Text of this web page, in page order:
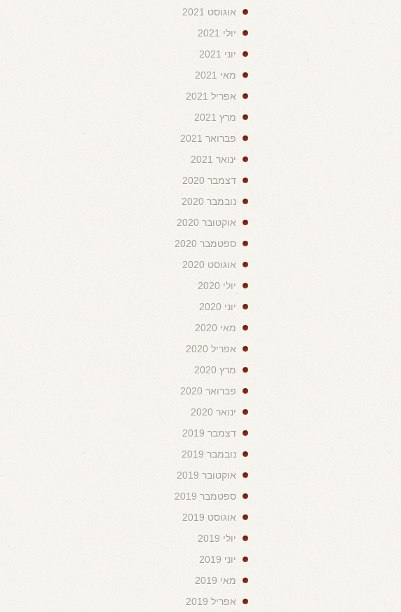
אוגוסט 2021
יולי 2021
יוני 2021
מאי 2021
אפריל 2021
מרץ 2021
פברואר 2021
ינואר 2021
דצמבר 2020
נובמבר 2020
אוקטובר 2020
ספטמבר 2020
אוגוסט 2020
יולי 2020
יוני 2020
מאי 2020
אפריל 2020
מרץ 2020
פברואר 2020
ינואר 2020
דצמבר 2019
נובמבר 2019
אוקטובר 2019
ספטמבר 2019
אוגוסט 2019
יולי 2019
יוני 2019
מאי 2019
אפריל 2019